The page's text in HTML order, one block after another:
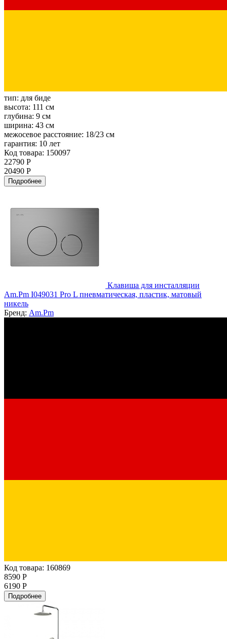
тип: для биде
высота: 111 см
глубина: 9 см
ширина: 43 см
межосевое расстояние: 18/23 см
гарантия: 10 лет
Код товара: 150097
22790 Р
20490 Р
Подробнее
Клавиша для инсталляции
Am.Pm I049031 Pro L пневматическая, пластик, матовый
никель
Бренд: Am.Pm
Код товара: 160869
8590 Р
6190 Р
Подробнее